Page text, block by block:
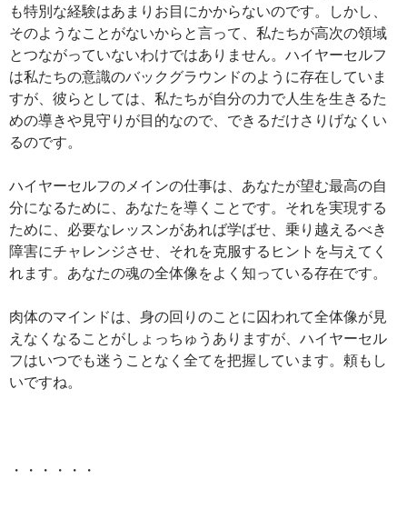
も特別な経験はあまりお目にかからないのです。しかし、
そのようなことがないからと言って、私たちが高次の領域
とつながっていないわけではありません。ハイヤーセルフ
は私たちの意識のバックグラウンドのように存在していま
すが、彼らとしては、私たちが自分の力で人生を生きるた
めの導きや見守りが目的なので、できるだけさりげなくい
るのです。
ハイヤーセルフのメインの仕事は、あなたが望む最高の自
分になるために、あなたを導くことです。それを実現する
ために、必要なレッスンがあれば学ばせ、乗り越えるべき
障害にチャレンジさせ、それを克服するヒントを与えてく
れます。あなたの魂の全体像をよく知っている存在です。
肉体のマインドは、身の回りのことに囚われて全体像が見
えなくなることがしょっちゅうありますが、ハイヤーセル
フはいつでも迷うことなく全てを把握しています。頼もし
いですね。
・・・・・・